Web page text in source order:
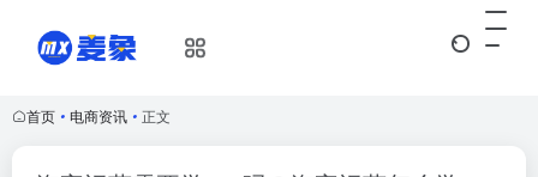
首页 • 电商资讯 • 正文